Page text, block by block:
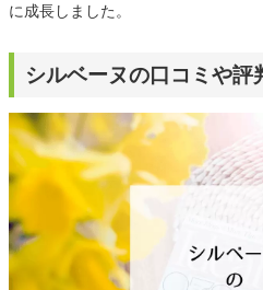
に成長しました。
シルベーヌの口コミや評